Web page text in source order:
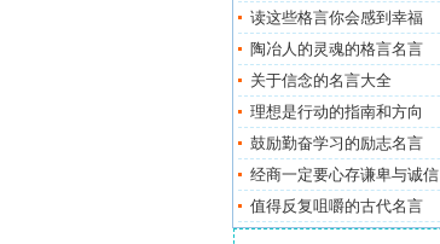
读这些格言你会感到幸福
陶冶人的灵魂的格言名言
关于信念的名言大全
理想是行动的指南和方向
鼓励勤奋学习的励志名言
经商一定要心存谦卑与诚信
值得反复咀嚼的古代名言